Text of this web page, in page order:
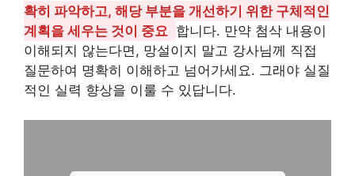
확히 파악하고, 해당 부분을 개선하기 위한 구체적인
계획을 세우는 것이 중요
합니다. 만약 첨삭 내용이
이해되지 않는다면, 망설이지 말고 강사님께 직접
질문하여 명확히 이해하고 넘어가세요. 그래야 실질
적인 실력 향상을 이룰 수 있답니다.